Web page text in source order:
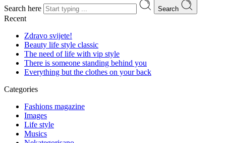
Search here
Search
Recent
Zdravo svijete!
Beauty life style classic
The need of life with vip style
There is someone standing behind you
Everything but the clothes on your back
Categories
Fashions magazine
Images
Life style
Musics